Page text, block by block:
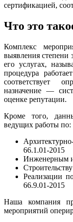
сертификацией,
Что это
Комплекс
выявления степени
его услугах,
процедура
соответствует
назначение —
оценке репутации.
Кроме того,
ведущих работы по:
66.1.01-2015
Инженерным
Реализации
66.9.01-2015
Наша компания
мероприятий